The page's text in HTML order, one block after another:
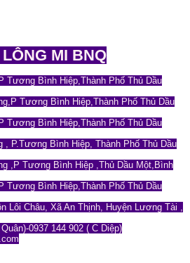
MI BNQ
Tương Bình Hiệp,Thành Phố Thủ Dầu
Tương Bình Hiệp,Thành Phố Thủ Dầu
Tương Bình Hiệp,Thành Phố Thủ Dầu
, P.Tương Bình Hiệp, Thành Phố Thủ Dầu
,P Tương Bình Hiệp ,Thủ Dầu Một,Bình
Tương Bình Hiệp,Thành Phố Thủ Dầu
Lôi Châu, Xã An Thịnh, Huyện Lương Tài ,
0937 144 902 ( C Diệp)